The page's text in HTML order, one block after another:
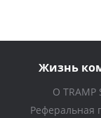
Жизнь
О TRAMP
Реферальная